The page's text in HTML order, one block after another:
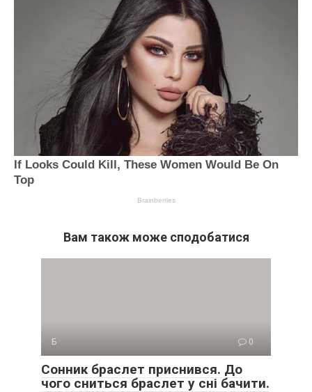
Вам також може сподобатися
Б 0
Сонник браслет приснився. До
чого сниться браслет у сні бачити.